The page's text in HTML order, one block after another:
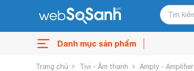
Danh mục sản phẩm
Trang chủ Tivi - Âm thanh Amply - Amplifier